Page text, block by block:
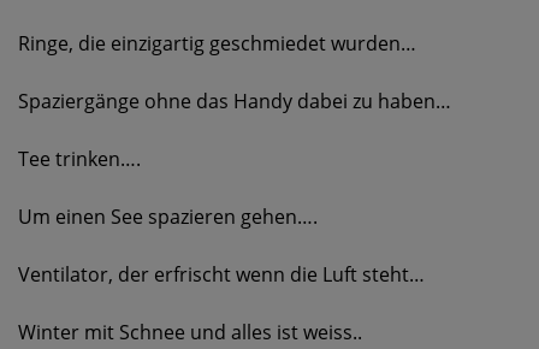
Ringe, die einzigartig geschmiedet wurden…
Spaziergänge ohne das Handy dabei zu haben…
Tee trinken….
Um einen See spazieren gehen….
Ventilator, der erfrischt wenn die Luft steht…
Winter mit Schnee und alles ist weiss..